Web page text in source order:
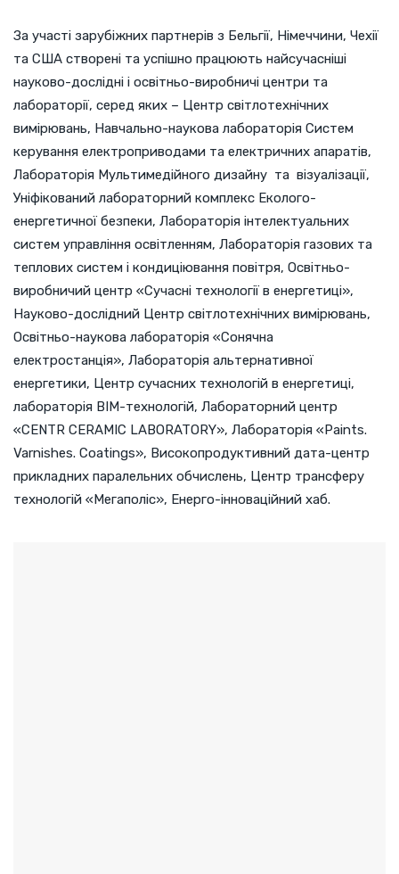
За участі зарубіжних партнерів з Бельгії, Німеччини, Чехії
та США створені та успішно працюють найсучасніші
науково-дослідні і освітньо-виробничі центри та
лабораторії, серед яких – Центр світлотехнічних
вимірювань, Навчально-наукова лабораторія Систем
керування електроприводами та електричних апаратів,
Лабораторія Мультимедійного дизайну та візуалізації,
Уніфікований лабораторний комплекс Еколого-
енергетичної безпеки, Лабораторія інтелектуальних
систем управління освітленням, Лабораторія газових та
теплових систем і кондиціювання повітря, Освітньо-
виробничий центр «Сучасні технології в енергетиці»,
Науково-дослідний Центр світлотехнічних вимірювань,
Освітньо-наукова лабораторія «Сонячна
електростанція», Лабораторія альтернативної
енергетики, Центр сучасних технологій в енергетиці,
лабораторія BIM-технологій, Лабораторний центр
«CENTR CERAMIC LABORATORY», Лабораторія «Paints.
Varnishes. Coatings», Високопродуктивний дата-центр
прикладних паралельних обчислень, Центр трансферу
технологій «Мегаполіс», Енерго-інноваційний хаб.